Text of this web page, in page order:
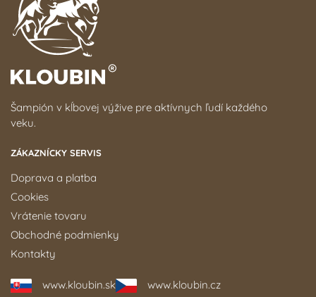
Šampión v kĺbovej výžive pre aktívnych ľudí každého
veku.
ZÁKAZNÍCKY SERVIS
Doprava a platba
Cookies
Vrátenie tovaru
Obchodné podmienky
Kontakty
www.kloubin.sk www.kloubin.cz